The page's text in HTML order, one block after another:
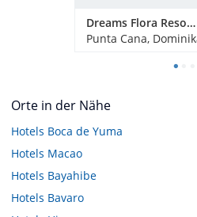
Dreams Flora Resort & Spa - All Inclusive
Orte in der Nähe
Hotels Boca de Yuma
Hotels Macao
Hotels Bayahibe
Hotels Bavaro